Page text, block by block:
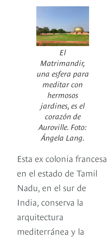
El
Matrimandir,
una esfera para
meditar con
hermosos
jardines, es el
corazón de
Auroville. Foto:
Ángela Lang.
Esta ex colonia francesa
en el estado de Tamil
Nadu, en el sur de
India, conserva la
arquitectura
mediterránea y la